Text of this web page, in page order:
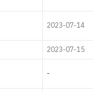
2023-07-14
2023-07-15
-